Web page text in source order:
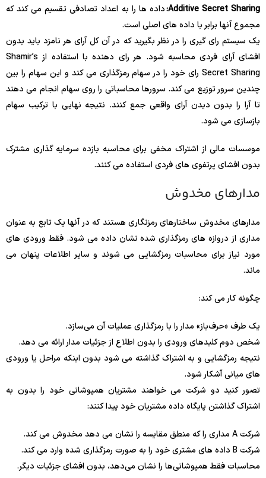
Additive Secret Sharing: داده ها را به اعداد تصادفی تقسیم می کند که
مجموع آنها برابر با داده های اصلی است.
یک سیستم رای گیری را در نظر بگیرید که در آن کل آرای هر نامزد باید بدون
افشای آرای فردی محاسبه شود. هر رای دهنده با استفاده از Shamir’s
Secret Sharing رای خود را در سهام رمزگذاری می کند و این سهام را بین
چندین سرور توزیع می کند. سرورها محاسباتی را روی سهام انجام می دهند
تا آرا را بدون دیدن آرای واقعی جمع کنند. نتیجه نهایی با ترکیب سهام
بازسازی می شود.
موسسات مالی از اشتراک مخفی برای محاسبه بازده سرمایه گذاری مشترک
بدون افشای پرتفوی های فردی استفاده می کنند.
مدارهای مخدوش
مدارهای مخدوش ساختارهای رمزنگاری هستند که در آنها یک تابع به عنوان
مداری از دروازه های رمزگذاری شده نشان داده می شود. فقط ورودی های
مورد نیاز برای محاسبات رمزگشایی می شوند و سایر اطلاعات پنهان می
ماند.
چگونه کار می کند:
یک طرف «حرف‌باز» مدار را با رمزگذاری عملیات آن می‌سازد.
شخص دوم کلیدهای ورودی را بدون اطلاع از جزئیات مدار ارائه می دهد.
نتیجه رمزگشایی و به اشتراک گذاشته می شود بدون اینکه مراحل یا ورودی
های میانی آشکار شود.
تصور کنید دو شرکت می خواهند مشتریان همپوشانی خود را بدون به
اشتراک گذاشتن پایگاه داده مشتریان خود پیدا کنند:
شرکت A مداری را که منطق مقایسه را نشان می دهد مخدوش می کند.
شرکت B داده های مشتری خود را به صورت رمزگذاری شده وارد می کند.
محاسبات فقط همپوشانی‌ها را نشان می‌دهد، بدون افشای جزئیات دیگر.